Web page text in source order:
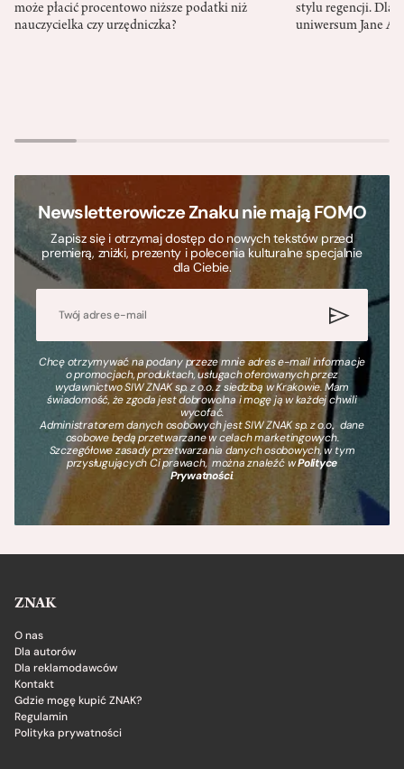
może płacić procentowo niższe podatki niż
nauczycielka czy urzędniczka?
stylu regencji.
uniwersum Jane
Newsletterowicze Znaku nie mają FOMO
Zapisz się i otrzymaj dostęp do nowych tekstów przed
premierą, zniżki, prezenty i polecenia kulturalne specjalnie
dla Ciebie.
Chcę otrzymywać na podany przeze mnie adres e-mail informacje
o promocjach, produktach, usługach oferowanych przez
wydawnictwo SIW ZNAK sp. z o.o. z siedzibą w Krakowie. Mam
świadomość, że zgoda jest dobrowolna i mogę ją w każdej chwili
wycofać.
Administratorem danych osobowych jest SIW ZNAK sp. z o.o., dane
osobowe będą przetwarzane w celach marketingowych.
Szczegółowe zasady przetwarzania danych osobowych, w tym
przysługujących Ci prawach, można znaleźć wPolityce
Prywatności.
ZNAK
O nas
Dla autorów
Dla reklamodawców
Kontakt
Gdzie mogę kupić ZNAK?
Regulamin
Polityka prywatności